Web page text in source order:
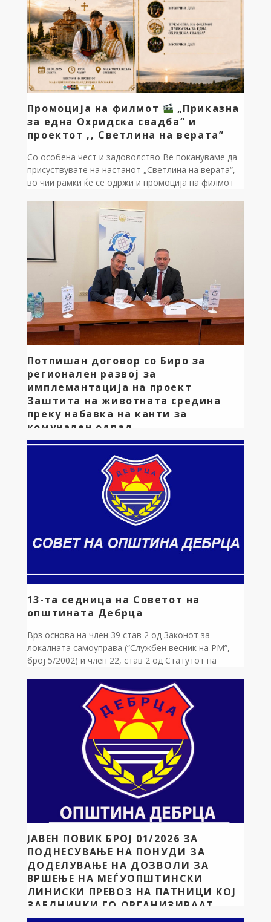
Промоција на филмот
„Приказна
за една Охридска свадба“ и
проектот ,, Светлина на верата”
Со особена чест и задоволство Ве покануваме да
присуствувате на настанот „Светлина на верата“,
во чии рамки ќе се одржи и промоција на филмот
има за цел да ја доближи духовната и културната
традиција, како и богатото наследство на
охридскиот крај преку уметност, музика и филмска
приказна.
Потпишан договор со Биро за
регионален развој за
имплемантација на проект
Заштита на животната средина
преку набавка на канти за
комунален одпад
Почитувани граѓани на Општина Дебрца,
континуирано инвестираме во почиста животна
средина! Денеска имав чест да го потпишам
договорот за реализација на новиот значаен
проект за нашата општина. Овој проект го
реализираме во успешна соработка со
Министерството за локална самоуправа, односно
Бирото за регионален развој. Станува збор за
наменска инвестиција вредна 900.000,00 денари за
13-та седница на Советот на
општината Дебрца
Врз основа на член 39 став 2 од Законот за
локалната самоуправа (“Службен весник на РМ”,
број 5/2002) и член 22, став 2 од Статутот на
општината Дебрца”, број 3/2005), донесувам: Р
Е Ш Е Н И Е за свикување на 13-та седница на
Советот на општината Дебрца Ја […]
ЈАВЕН ПОВИК БРОЈ 01/2026 ЗА
ПОДНЕСУВАЊЕ НА ПОНУДИ ЗА
ДОДЕЛУВАЊЕ НА ДОЗВОЛИ ЗА
ВРШЕЊЕ НА МЕЃУОПШТИНСКИ
ЛИНИСКИ ПРЕВОЗ НА ПАТНИЦИ КОЈ
ЗАЕДНИЧКИ ГО ОРГАНИЗИРААТ
ОПШТИНА ДЕБРЦА И ОПШТИНА